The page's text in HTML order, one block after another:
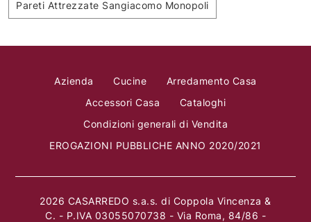
Pareti Attrezzate Sangiacomo Monopoli
Azienda Cucine
Arredamento Casa
Accessori Casa
Cataloghi
Condizioni generali di Vendita
EROGAZIONI PUBBLICHE ANNO 2020/2021
2026 CASARREDO s.a.s. di Coppola Vincenza &
C. - P.IVA 03055070738 - Via Roma, 84/86 -